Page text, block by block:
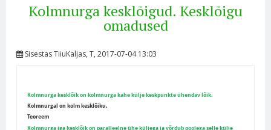
Kolmnurga kesklõigud. Kesklõigu
omadused
SisestasTiiuKaljas, T, 2017-07-04 13:03